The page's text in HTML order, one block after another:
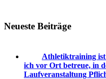
Neueste Beiträge
Athletiktraining
ich vor Ort betreue, in
Laufveranstaltung